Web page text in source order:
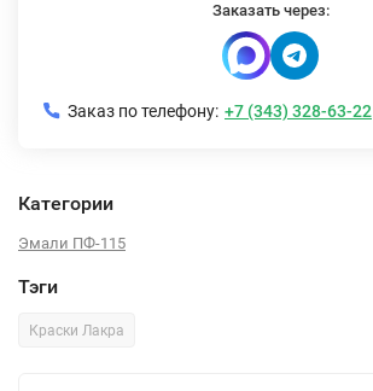
Заказать через:
Заказ по телефону: +7 (343) 328-63-22
Категории
Эмали ПФ-115
Тэги
Краски Лакра